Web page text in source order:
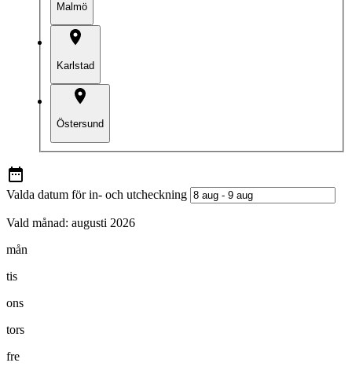
Malmö
Karlstad
Östersund
Valda datum för in- och utcheckning
Vald månad: augusti 2026
mån
tis
ons
tors
fre